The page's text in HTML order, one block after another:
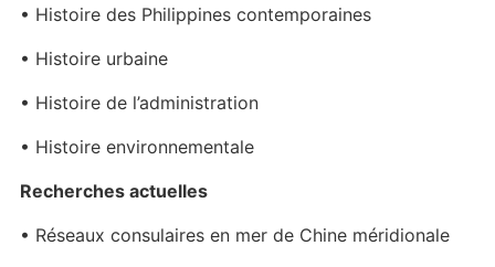
• Histoire des Philippines contemporaines
• Histoire urbaine
• Histoire de l’administration
• Histoire environnementale
Recherches actuelles
• Réseaux consulaires en mer de Chine méridionale